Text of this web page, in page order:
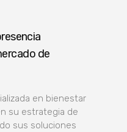
de
en bienestar
su estrategia de
sus soluciones